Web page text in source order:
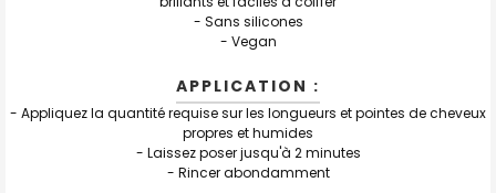
- Sans silicones
- Vegan
APPLICATION :
- Appliquez la quantité requise sur les longueurs et pointes de cheveux
propres et humides
- Laissez poser jusqu'à 2 minutes
- Rincer abondamment